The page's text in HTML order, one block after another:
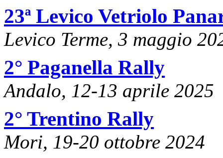
23ª Levico Vetriolo
Levico Terme, 3 maggio
2° Paganella Rally
Andalo, 12-13 aprile 2025
2° Trentino Rally
Mori, 19-20 ottobre 2024